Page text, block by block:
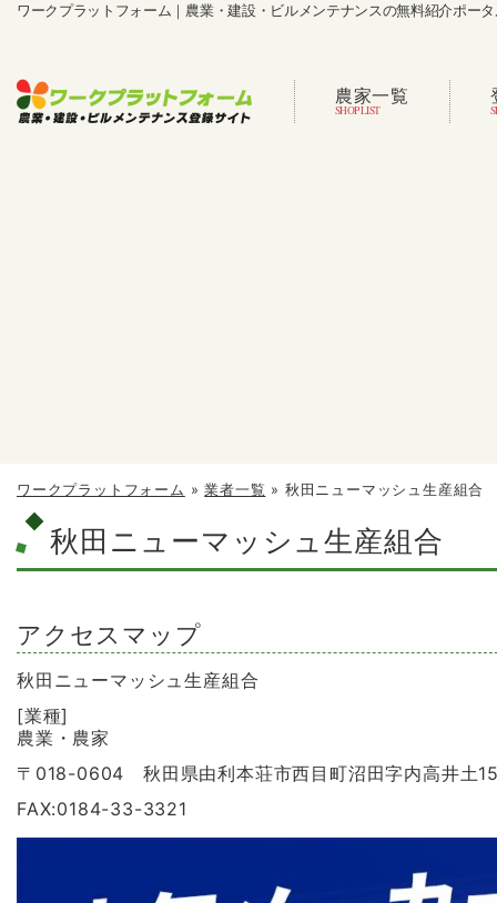
ワークプラットフォーム｜農業・建設・ビルメンテナンスの無料紹介ポー
農家一覧
ワークプラットフォーム »業者一覧 » 秋田ニューマッシュ生産組合
秋田ニューマッシュ生産組合
アクセスマップ
秋田ニューマッシュ生産組合
[業種]
農業・農家
〒018-0604 秋田県由利本荘市西目町沼田字内高井土
FAX:0184-33-3321